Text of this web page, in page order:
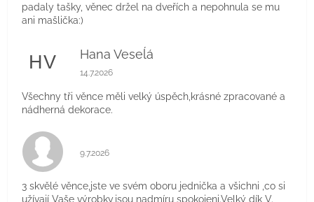
padaly tašky, věnec držel na dveřích a nepohnula se mu
ani mašlička:)
HV Hana Veseĺá
Hodnocení obchodu je 5 z 5 hvězdiček.
14.7.2026
Všechny tři věnce měli velký úspěch,krásné zpracované a
nádherná dekorace.
Hodnocení obchodu je 5 z 5 hvězdiček.
9.7.2026
3 skvělé věnce,jste ve svém oboru jednička a všichni ,co si
užívají Vaše výrobky,jsou nadmíru spokojeni.Velký dík V.